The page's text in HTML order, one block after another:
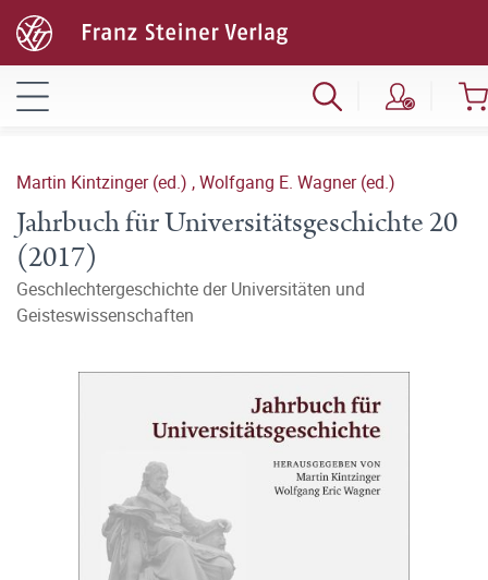
Martin Kintzinger (ed.) ,Wolfgang E. Wagner (ed.)
Jahrbuch für Universitätsgeschichte 20
(2017)
Geschlechtergeschichte der Universitäten und
Geisteswissenschaften